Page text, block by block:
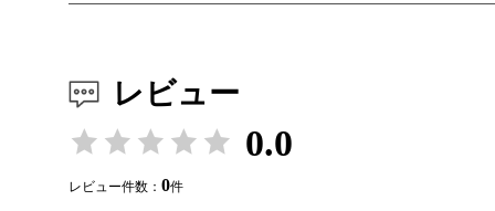
レビュー
0.0
レビュー件数： 0件